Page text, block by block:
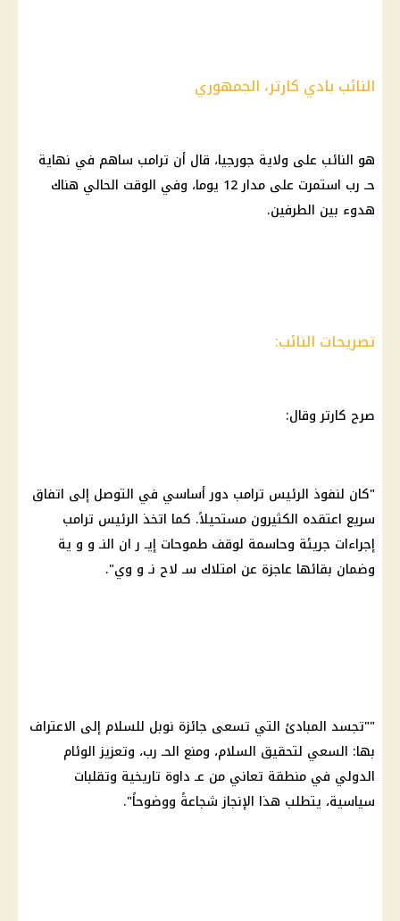
النائب بادي كارتر، الجمهوري
هو النائب على ولاية جورجيا، قال أن ترامب ساهم في نهاية
حـ رب استمرت على مدار 12 يوما، وفي الوقت الحالي هناك
هدوء بين الطرفين.
تصريحات النائب:
صرح كارتر وقال:
"كان لنفوذ الرئيس ترامب دور أساسي في التوصل إلى اتفاق
سريع اعتقده الكثيرون مستحيلاً. كما اتخذ الرئيس ترامب
إجراءات جريئة وحاسمة لوقف طموحات إيـ ر ان النـ و و ية
وضمان بقائها عاجزة عن امتلاك سـ لاح نـ و وي".
""تجسد المبادئ التي تسعى جائزة نوبل للسلام إلى الاعتراف
بها: السعي لتحقيق السلام، ومنع الحـ رب، وتعزيز الوئام
الدولي في منطقة تعاني من عـ داوة تاريخية وتقلبات
سياسية، يتطلب هذا الإنجاز شجاعةً ووضوحاً".